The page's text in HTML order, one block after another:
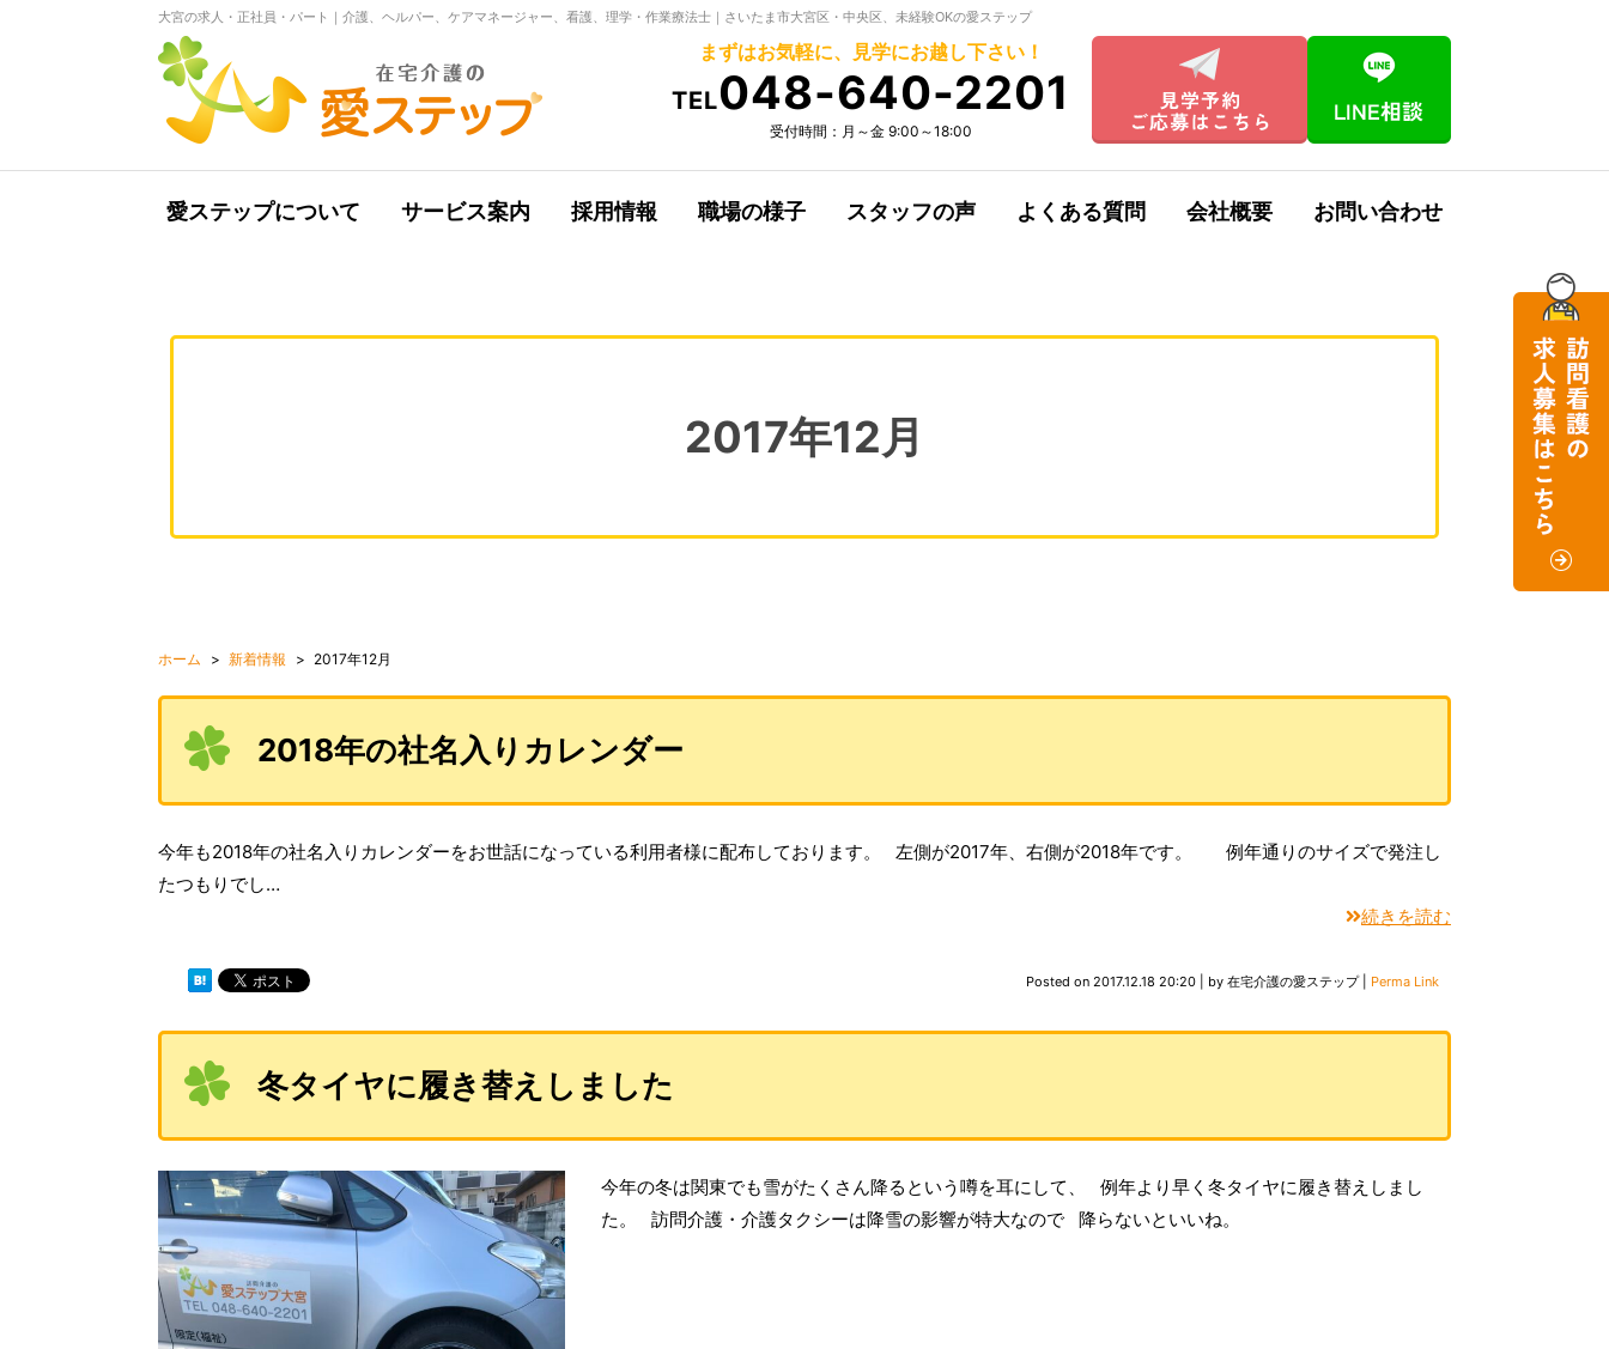
大宮の求人・正社員・パート｜介護、ヘルパー、ケアマネージャー、看護、理学・作業療法士｜さいたま市大宮区・中央区、未経験OKの愛ステップ
まずはお気軽に、見学にお越し下さい！
TEL048-640-2201
受付時間：月～金 9:00～18:00
愛ステップについて サービス案内 採用情報 職場の様子 スタッフの声 よくある質問 会社概要 お問い合わせ
2017年12月
ホーム 新着情報 2017年12月
2018年の社名入りカレンダー
今年も2018年の社名入りカレンダーをお世話になっている利用者様に配布しております。 左側が2017年、右側が2018年です。 例年通りのサイズで発注し
たつもりでし…
続きを読む
Posted on 2017.12.18 20:20| by 在宅介護の愛ステップ| Perma Link
冬タイヤに履き替えしました
今年の冬は関東でも雪がたくさん降るという噂を耳にして、 例年より早く冬タイヤに履き替えしまし
た。 訪問介護・介護タクシーは降雪の影響が特大なので 降らないといいね。